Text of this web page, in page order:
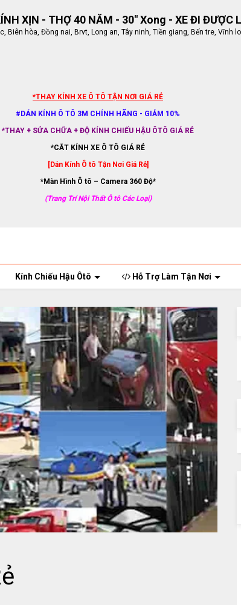
XỊN - THỢ 40 NĂM - 30" Xong - XE ĐI ĐƯỢC
Biên hòa, Đồng nai, Brvt, Long an, Tây ninh, Tiền giang, Bến tre, Vĩnh
*THAY KÍNH XE Ô TÔ TẬN NƠI GIÁ RẺ
#DÁN KÍNH Ô TÔ 3M CHÍNH HÃNG - GIẢM 10%
*THAY + SỬA CHỮA + ĐỘ KÍNH CHIẾU HẬU ÔTÔ GIÁ RẺ
*CẮT KÍNH XE Ô TÔ GIÁ RẺ
[Dán Kính Ô tô Tận Nơi Giá Rẻ]
*Màn Hình Ô tô – Camera 360 Độ*
(Trang Trí Nội Thất Ô tô Các Loại)
Kính Chiếu Hậu Ôtô Hỗ Trợ Làm Tận Nơi